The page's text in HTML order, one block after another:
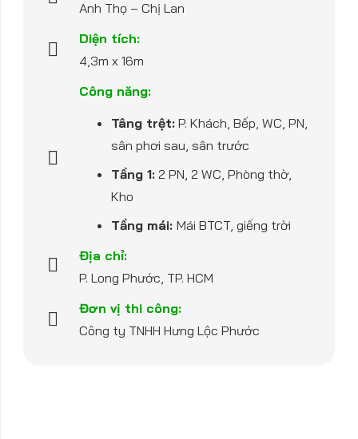
Anh Thọ – Chị Lan
Diện tích:
4,3m x 16m
Công năng:
Tâng trệt: P. Khách, Bếp, WC, PN,
sân phơi sau, sân trước
Tầng 1: 2 PN, 2 WC, Phòng thờ,
Kho
Tầng mái:Mái BTCT, giếng trời
Địa chỉ:
P. Long Phước, TP. HCM
Đơn vị thi công:
Công ty TNHH Hưng Lộc Phước